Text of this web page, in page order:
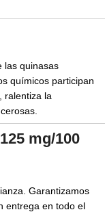
las quinasas
químicos participan
ralentiza la
mg/100
Garantizamos
entrega en todo el